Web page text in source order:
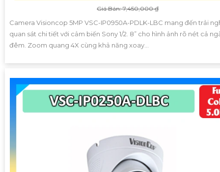
Giá Bán: 7,450,000 ₫
Camera Visioncop 5MP VSC-IP0950A-PDLK-LBC mang đến trải
quan sát chi tiết với cảm biến Sony 1/2. 8” cho hình ảnh rõ nét cả
đêm. Zoom quang 4X cùng khả năng xoay...